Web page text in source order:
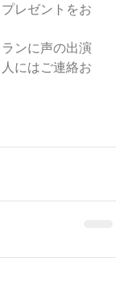
レゼントをお
ンに声の出演
にはご連絡お